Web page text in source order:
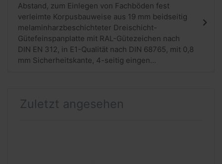
Abstand, zum Einlegen von Fachböden fest
verleimte Korpusbauweise aus 19 mm beidseitig
melaminharzbeschichteter Dreischicht-
Gütefeinspanplatte mit RAL-Gütezeichen nach
DIN EN 312, in E1-Qualität nach DIN 68765, mit 0,8
mm Sicherheitskante, 4-seitig eingen...
Zuletzt angesehen